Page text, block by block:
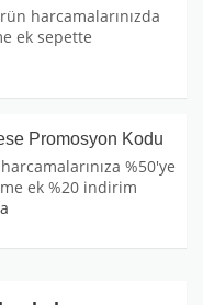
harcamalarınızda
ek sepette
Promosyon Kodu
%50'ye
ek %20 indirim